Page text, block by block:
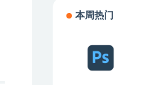
本周热门